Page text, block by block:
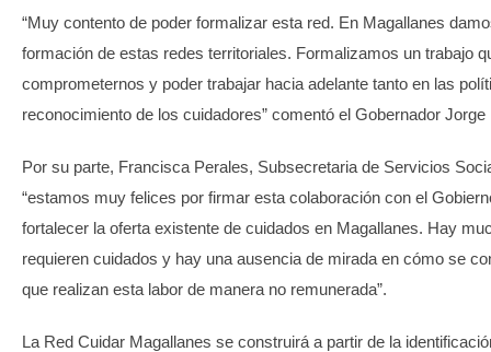
“Muy contento de poder formalizar esta red. En Magallanes
formación de estas redes territoriales. Formalizamos un trabajo
comprometernos y poder trabajar hacia adelante tanto en las
reconocimiento de los cuidadores” comentó el Gobernador Jorge
Por su parte, Francisca Perales, Subsecretaria de Servicios
“estamos muy felices por firmar esta colaboración con el
fortalecer la oferta existente de cuidados en Magallanes. Hay
requieren cuidados y hay una ausencia de mirada en cómo se
que realizan esta labor de manera no remunerada”.
La Red Cuidar Magallanes se construirá a partir de la